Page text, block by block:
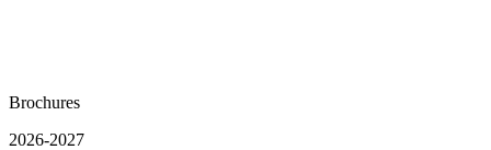
Brochures
2026-2027